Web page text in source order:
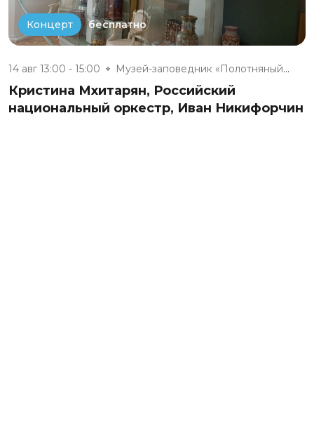
Концерт бесплатно
14 авг 13:00 - 15:00 Музей-заповедник «Полотняный З...
Кристина Мхитарян, Российский
национальный оркестр, Иван Никифорчин